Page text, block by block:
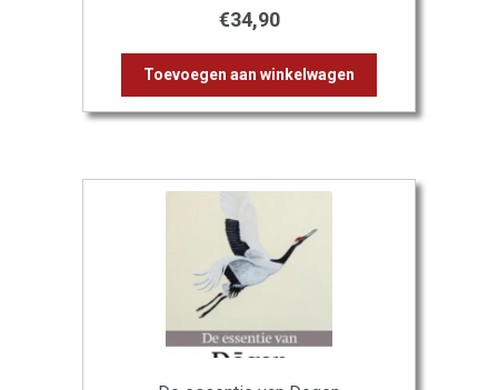
€34,90
Toevoegen aan winkelwagen